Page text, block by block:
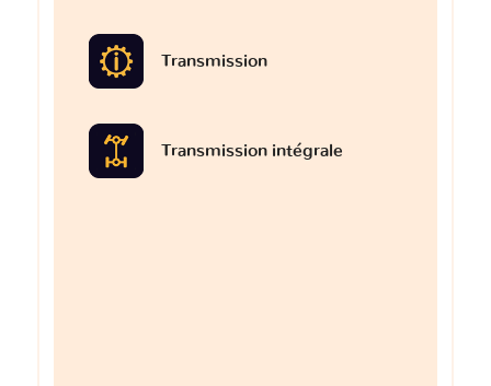
Transmission
Transmission intégrale